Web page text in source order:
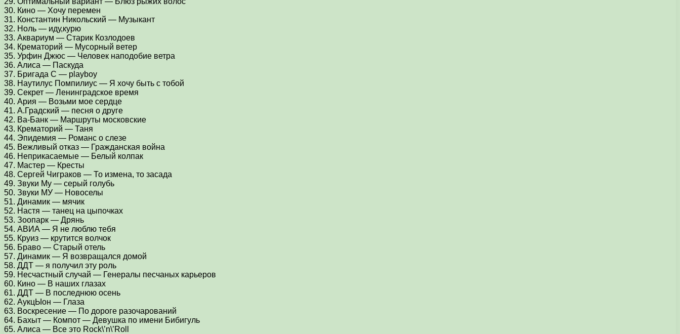
30. Кино — Хочу перемен
31. Константин Никольский — Музыкант
32. Ноль — иду,курю
33. Аквариум — Старик Козлодоев
34. Крематорий — Мусорный ветер
35. Урфин Джюс — Человек наподобие ветра
36. Алиса — Паскуда
37. Бригада С — playboy
38. Наутилус Помпилиус — Я хочу быть с тобой
39. Секрет — Ленинградское время
40. Ария — Возьми мое сердце
41. А.Градский — песня о друге
42. Ва-Банк — Маршруты московские
43. Крематорий — Таня
44. Эпидемия — Романс о слезе
45. Вежливый отказ — Гражданская война
46. Неприкасаемые — Белый колпак
47. Мастер — Кресты
48. Сергей Чиграков — То измена, то засада
49. Звуки Му — серый голубь
50. Звуки МУ — Новоселы
51. Динамик — мячик
52. Настя — танец на цыпочках
53. Зоопарк — Дрянь
54. АВИА — Я не люблю тебя
55. Круиз — крутится волчок
56. Браво — Старый отель
57. Динамик — Я возвращался домой
58. ДДТ — я получил эту роль
59. Несчастный случай — Генералы песчаных карьеров
60. Кино — В наших глазах
61. ДДТ — В последнюю осень
62. АукцЫон — Глаза
63. Воскресение — По дороге разочарований
64. Бахыт — Компот — Девушка по имени Бибигуль
65. Алиса — Все это Rock\’n\’Roll